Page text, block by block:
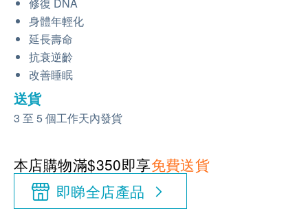
身體年輕化
延長壽命
抗衰逆齡
改善睡眠
送貨
3 至 5 個工作天內發貨
本店購物滿$350即享免費送貨
即睇全店產品